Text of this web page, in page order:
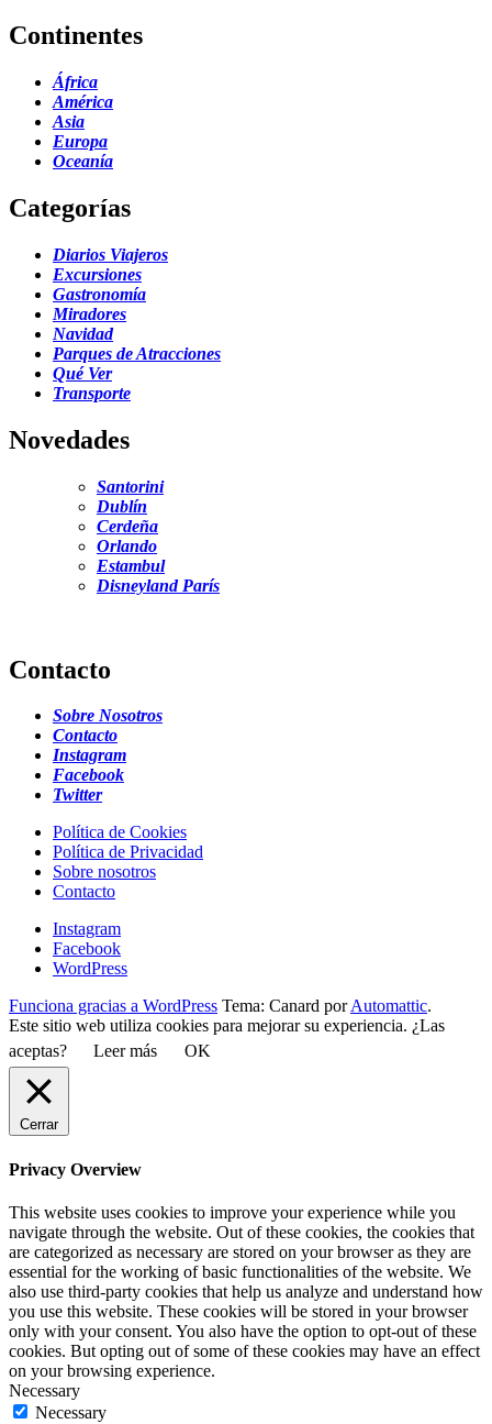
Continentes
África
América
Asia
Europa
Oceanía
Categorías
Diarios Viajeros
Excursiones
Gastronomía
Miradores
Navidad
Parques de Atracciones
Qué Ver
Transporte
Novedades
Santorini
Dublín
Cerdeña
Orlando
Estambul
Disneyland París
Contacto
Sobre Nosotros
Contacto
Instagram
Facebook
Twitter
Política de Cookies
Política de Privacidad
Sobre nosotros
Contacto
Instagram
Facebook
WordPress
Funciona gracias a WordPress Tema: Canard porAutomattic.
Este sitio web utiliza cookies para mejorar su experiencia. ¿Las
aceptas?
Leer más OK
Cerrar
Privacy Overview
This website uses cookies to improve your experience while you
navigate through the website. Out of these cookies, the cookies that
are categorized as necessary are stored on your browser as they are
essential for the working of basic functionalities of the website. We
also use third-party cookies that help us analyze and understand how
you use this website. These cookies will be stored in your browser
only with your consent. You also have the option to opt-out of these
cookies. But opting out of some of these cookies may have an effect
on your browsing experience.
Necessary
Necessary